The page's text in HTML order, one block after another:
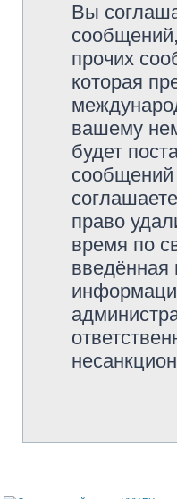
Вы
прочих
которая
вашему
будет
сообщений
право
время по
введённая